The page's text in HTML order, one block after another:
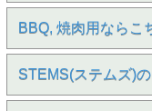
BBQ, 焼肉用ならこ
STEMS(ステムズ)